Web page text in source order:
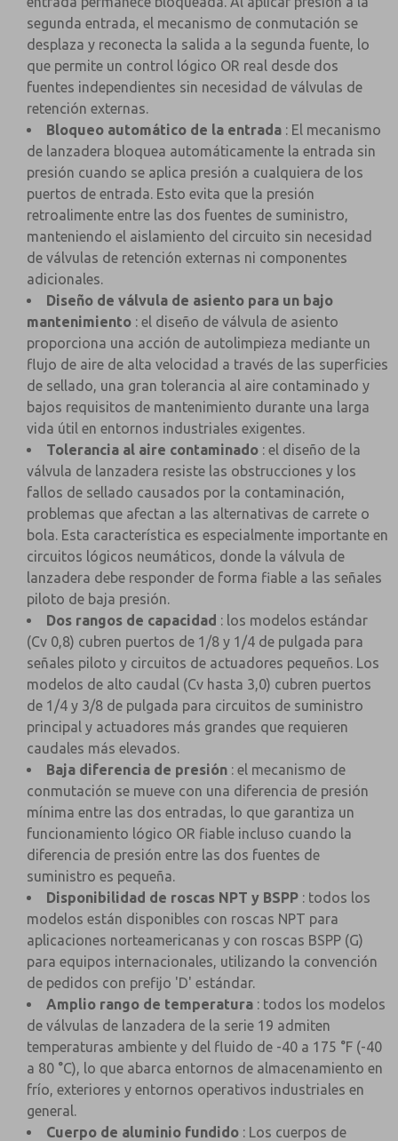
segunda entrada, el mecanismo de conmutación se
desplaza y reconecta la salida a la segunda fuente, lo
que permite un control lógico OR real desde dos
fuentes independientes sin necesidad de válvulas de
retención externas.
Bloqueo automático de la entrada : El mecanismo
de lanzadera bloquea automáticamente la entrada sin
presión cuando se aplica presión a cualquiera de los
puertos de entrada. Esto evita que la presión
retroalimente entre las dos fuentes de suministro,
manteniendo el aislamiento del circuito sin necesidad
de válvulas de retención externas ni componentes
adicionales.
Diseño de válvula de asiento para un bajo
mantenimiento : el diseño de válvula de asiento
proporciona una acción de autolimpieza mediante un
flujo de aire de alta velocidad a través de las superficies
de sellado, una gran tolerancia al aire contaminado y
bajos requisitos de mantenimiento durante una larga
vida útil en entornos industriales exigentes.
Tolerancia al aire contaminado : el diseño de la
válvula de lanzadera resiste las obstrucciones y los
fallos de sellado causados por la contaminación,
problemas que afectan a las alternativas de carrete o
bola. Esta característica es especialmente importante en
circuitos lógicos neumáticos, donde la válvula de
lanzadera debe responder de forma fiable a las señales
piloto de baja presión.
Dos rangos de capacidad : los modelos estándar
(Cv 0,8) cubren puertos de 1/8 y 1/4 de pulgada para
señales piloto y circuitos de actuadores pequeños. Los
modelos de alto caudal (Cv hasta 3,0) cubren puertos
de 1/4 y 3/8 de pulgada para circuitos de suministro
principal y actuadores más grandes que requieren
caudales más elevados.
Baja diferencia de presión : el mecanismo de
conmutación se mueve con una diferencia de presión
mínima entre las dos entradas, lo que garantiza un
funcionamiento lógico OR fiable incluso cuando la
diferencia de presión entre las dos fuentes de
suministro es pequeña.
Disponibilidad de roscas NPT y BSPP : todos los
modelos están disponibles con roscas NPT para
aplicaciones norteamericanas y con roscas BSPP (G)
para equipos internacionales, utilizando la convención
de pedidos con prefijo 'D' estándar.
Amplio rango de temperatura : todos los modelos
de válvulas de lanzadera de la serie 19 admiten
temperaturas ambiente y del fluido de -40 a 175 °F (-40
a 80 °C), lo que abarca entornos de almacenamiento en
frío, exteriores y entornos operativos industriales en
general.
Cuerpo de aluminio fundido : Los cuerpos de